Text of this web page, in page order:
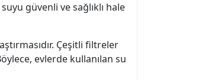
güvenli ve sağlıklı hale
Çeşitli filtreler
evlerde kullanılan su